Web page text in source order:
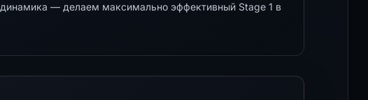
— делаем максимально эффективный Stage 1 в